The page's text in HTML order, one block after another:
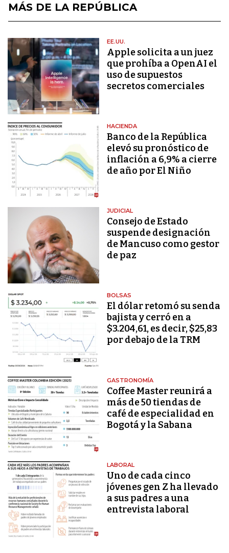
MÁS DE LA REPÚBLICA
EE.UU.
Apple solicita a un juez
que prohíba a OpenAI el
uso de supuestos
secretos comerciales
HACIENDA
Banco de la República
elevó su pronóstico de
inflación a 6,9% a cierre
de año por El Niño
JUDICIAL
Consejo de Estado
suspende designación
de Mancuso como gestor
de paz
BOLSAS
El dólar retomó su senda
bajista y cerró en a
$3.204,61, es decir, $25,83
por debajo de la TRM
GASTRONOMÍA
Coffee Master reunirá a
más de 50 tiendas de
café de especialidad en
Bogotá y la Sabana
LABORAL
Uno de cada cinco
jóvenes gen Z ha llevado
a sus padres a una
entrevista laboral